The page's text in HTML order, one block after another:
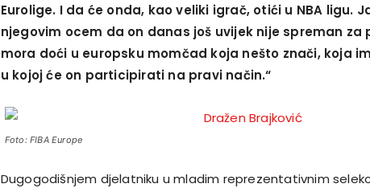
Eurolige. I da će onda, kao veliki igrač, otići u NBA ligu.
njegovim ocem da on danas još uvijek nije spreman za
mora doći u europsku momčad koja nešto znači, koja
u kojoj će on participirati na pravi način.“
Foto: FIBA Europe
Dugogodišnjem djelatniku u mladim reprezentativnim